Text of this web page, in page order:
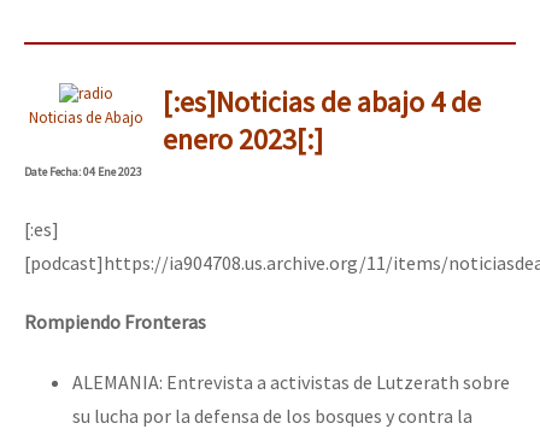
Noticias de Abajo
[:es]Noticias de abajo 4 de
enero 2023[:]
DateFecha: 04 Ene 2023
[:es]
[podcast]https://ia904708.us.archive.org/11/items/
Rompiendo Fronteras
ALEMANIA: Entrevista a activistas de Lutzerath sobre
su lucha por la defensa de los bosques y contra la